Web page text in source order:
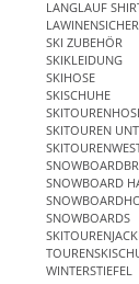
LANGLAUF
SKI ZUBEHÖR
SKIKLEIDUNG
SKIHOSE
SKISCHUHE
SKITOUREN
SNOWBOARD
SNOWBOARDS
WINTERSTIEFEL